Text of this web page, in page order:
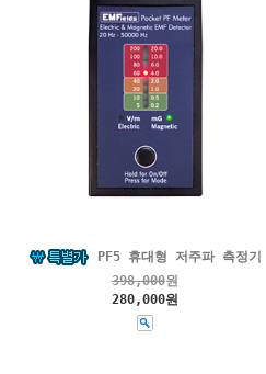
PF5 휴대형 저주파 측정기
398,000원
280,000원